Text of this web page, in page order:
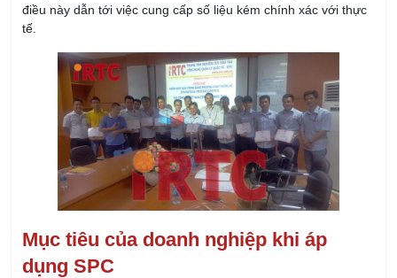
Mục tiêu của doanh nghiệp khi áp
dụng SPC
Mục tiêu chính của doanh nghiệp đặc biệt là những doanh
nghiệp sản xuất đó chính là liên tục cải tiến quy trình bằng
cách giảm thiểu sự thay đổi. Đáp ứng mục tiêu chính này sẽ
giúp doanh nghiệp đạt được những mục tiêu khác như: